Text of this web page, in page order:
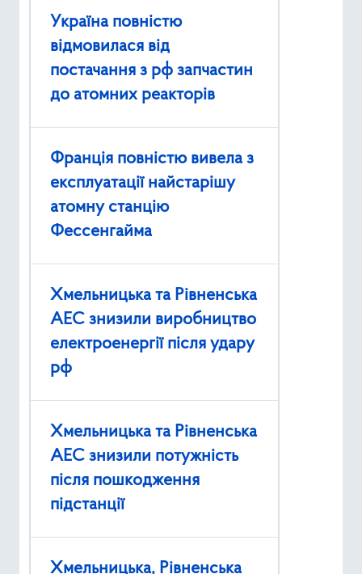
Україна повністю
відмовилася від
постачання з рф запчастин
до атомних реакторів
Франція повністю вивела з
експлуатації найстарішу
атомну станцію
Фессенгайма
Хмельницька та Рівненська
АЕС знизили виробництво
електроенергії після удару
рф
Хмельницька та Рівненська
АЕС знизили потужність
після пошкодження
підстанції
Хмельницька, Рівненська